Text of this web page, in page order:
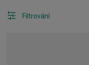
Filtrování